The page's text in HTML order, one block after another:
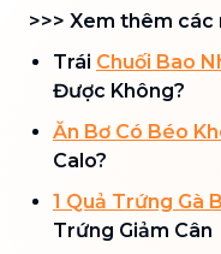
>>> Xem thêm các
Trái Chuối Bao
Được Không?
Ăn Bơ Có Béo
Calo?
1 Quả Trứng Gà
Trứng Giảm Cân